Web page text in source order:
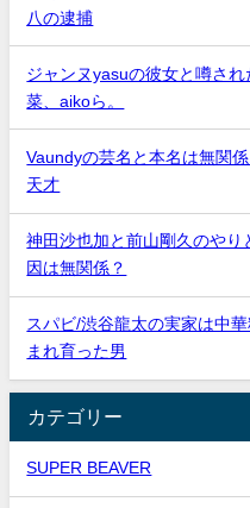
八の逮捕
ジャンヌyasuの彼女と噂さ
菜、aikoら。
Vaundyの芸名と本名は無関
天才
神田沙也加と前山剛久のやり
因は無関係？
スパビ/渋谷龍太の実家は中
まれ育った男
カテゴリー
SUPER BEAVER